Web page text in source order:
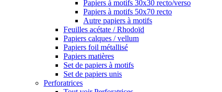
Papiers à motifs 30x30 recto/verso
Papiers à motifs 50x70 recto
Autre papiers à motifs
Feuilles acétate / Rhodoïd
Papiers calques / vellum
Papiers foil métallisé
Papiers matières
Set de papiers à motifs
Set de papiers unis
Perforatrices